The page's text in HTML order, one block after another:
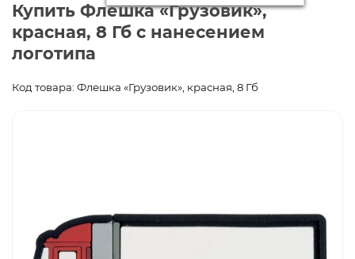
Купить Флешка «Грузовик»,
красная, 8 Гб с нанесением
логотипа
Код товара: Флешка «Грузовик», красная, 8 Гб